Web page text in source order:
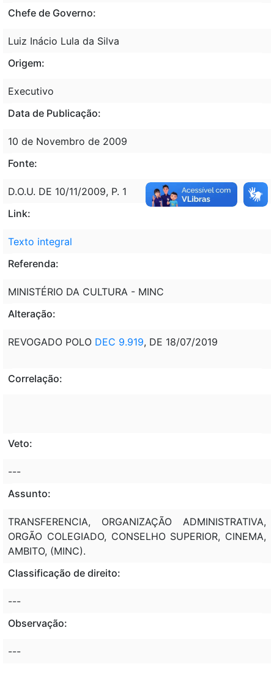
Chefe de Governo:
Luiz Inácio Lula da Silva
Origem:
Executivo
Data de Publicação:
10 de Novembro de 2009
Fonte:
D.O.U. DE 10/11/2009, P. 1
Link:
Texto integral
Referenda:
MINISTÉRIO DA CULTURA - MINC
Alteração:
REVOGADO POLO DEC 9.919, DE 18/07/2019
Correlação:
Veto:
---
Assunto:
TRANSFERENCIA, ORGANIZAÇÃO ADMINISTRATIVA,
ORGÃO COLEGIADO, CONSELHO SUPERIOR, CINEMA,
AMBITO, (MINC).
Classificação de direito:
---
Observação:
---